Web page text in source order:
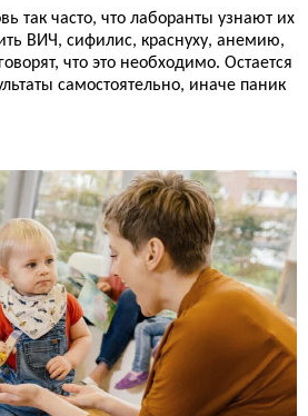
так часто, что лаборанты узнают их
ВИЧ, сифилис, краснуху, анемию,
что это необходимо. Остается
самостоятельно, иначе паник